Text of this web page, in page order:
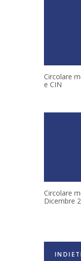
Circolare
e CIN
Circolare
Dicembre